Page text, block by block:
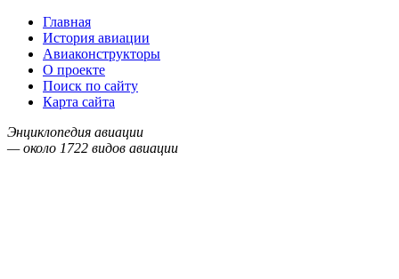
Главная
История авиации
Авиаконструкторы
О проекте
Поиск по сайту
Карта сайта
Энциклопедия авиации
— около 1722 видов авиации